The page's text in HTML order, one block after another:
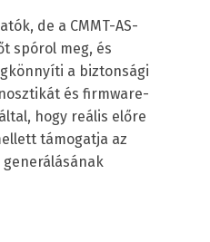
de a CMMT-AS-
spórol meg, és
a biztonsági
és firmware-
hogy reális előre
támogatja az